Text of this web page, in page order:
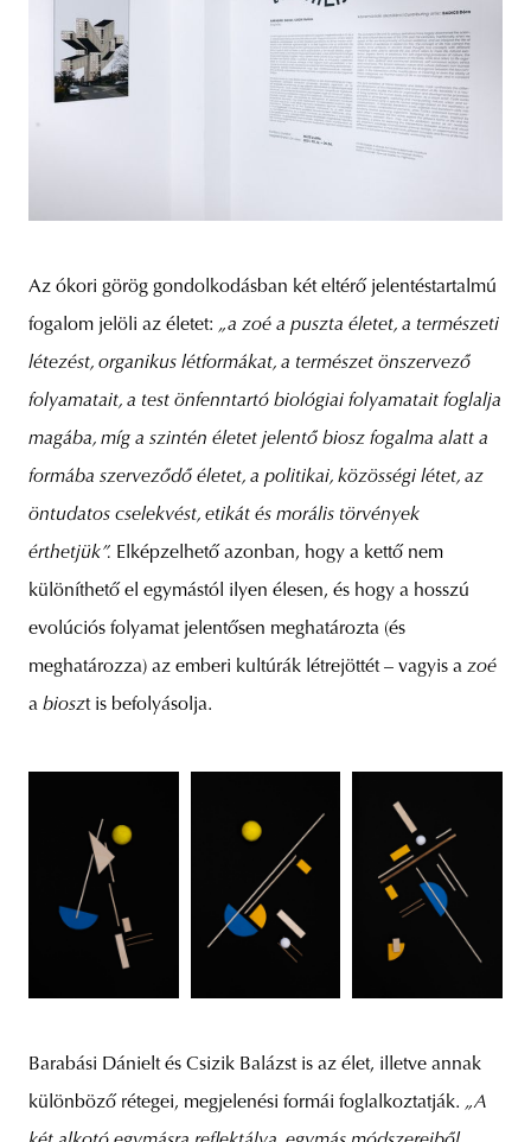
Az ókori görög gondolkodásban két eltérő jelentéstartalmú
fogalom jelöli az életet: „a zoé a puszta életet, a természeti
létezést, organikus létformákat, a természet önszervező
folyamatait, a test önfenntartó biológiai folyamatait foglalja
magába, míg a szintén életet jelentő biosz fogalma alatt a
formába szerveződő életet, a politikai, közösségi létet, az
öntudatos cselekvést, etikát és morális törvények
érthetjük”. Elképzelhető azonban, hogy a kettő nem
különíthető el egymástól ilyen élesen, és hogy a hosszú
evolúciós folyamat jelentősen meghatározta (és
meghatározza) az emberi kultúrák létrejöttét – vagyis a zoé
a bioszt is befolyásolja.
Barabási Dánielt és Csizik Balázst is az élet, illetve annak
különböző rétegei, megjelenési formái foglalkoztatják. „A